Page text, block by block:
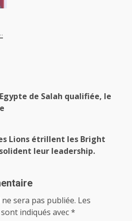
de Salah qualifiée, le
Lions étrillent les Bright
leur leadership.
sera pas publiée. Les
indiqués avec*